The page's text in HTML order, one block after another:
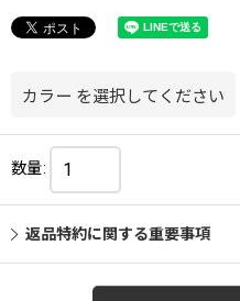
カラー を選択してください
数量:
返品特約に関する重要事項